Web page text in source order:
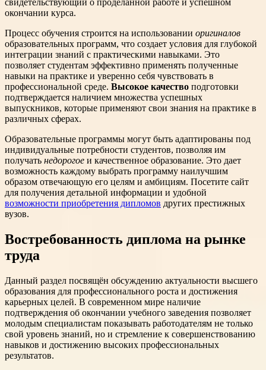
свидетельствующий о проделанной работе и успешном
окончании курса.
Процесс обучения строится на использовании оригиналов
образовательных программ, что создает условия для глубокой
интеграции знаний с практическими навыками. Это
позволяет студентам эффективно применять полученные
навыки на практике и уверенно себя чувствовать в
профессиональной среде. Высокое качество подготовки
подтверждается наличием множества успешных
выпускников, которые применяют свои знания на практике в
различных сферах.
Образовательные программы могут быть адаптированы под
индивидуальные потребности студентов, позволяя им
получать недорогое и качественное образование. Это дает
возможность каждому выбрать программу наилучшим
образом отвечающую его целям и амбициям. Посетите сайт
для получения детальной информации и удобной
возможности приобретения дипломов других престижных
вузов.
Востребованность диплома на рынке
труда
Данный раздел посвящён обсуждению актуальности высшего
образования для профессионального роста и достижения
карьерных целей. В современном мире наличие
подтверждения об окончании учебного заведения позволяет
молодым специалистам показывать работодателям не только
свой уровень знаний, но и стремление к совершенствованию
навыков и достижению высоких профессиональных
результатов.